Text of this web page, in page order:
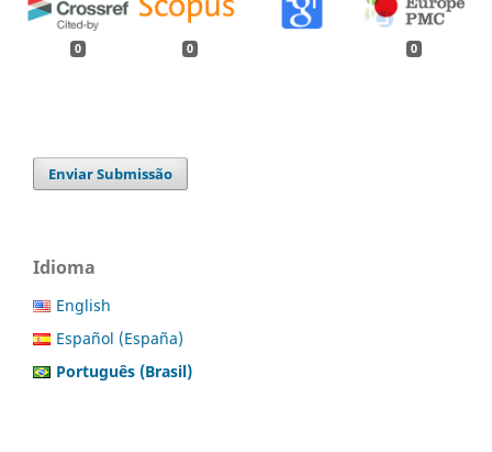
0 0 0
Enviar Submissão
Idioma
English
Español (España)
Português (Brasil)